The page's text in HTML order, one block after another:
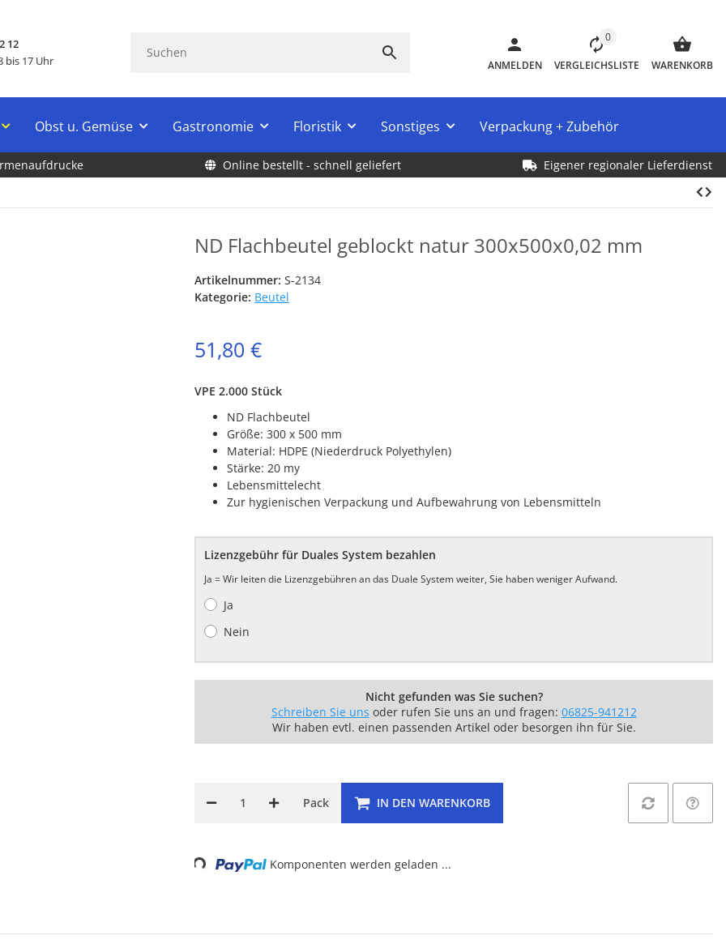
12
bis 17 Uhr
ANMELDEN
0
VERGLEICHSLISTE WARENKORB
Obst u. Gemüse Gastronomie Floristik Sonstiges Verpackung + Zubehör
Online bestellt - schnell geliefert
Eigener regionaler Lieferdienst
ND Flachbeutel geblockt natur 300x500x0,02 mm
Artikelnummer: S-2134
Kategorie: Beutel
51,80 €
VPE 2.000 Stück
ND Flachbeutel
Größe: 300 x 500 mm
Material: HDPE (Niederdruck Polyethylen)
Stärke: 20 my
Lebensmittelecht
Zur hygienischen Verpackung und Aufbewahrung von Lebensmitteln
Lizenzgebühr für Duales System bezahlen
Ja = Wir leiten die Lizenzgebühren an das Duale System weiter, Sie haben weniger Aufwand.
Ja
Nein
Nicht gefunden was Sie suchen?
Schreiben Sie uns oder rufen Sie uns an und fragen: 06825-941212
Wir haben evtl. einen passenden Artikel oder besorgen ihn für Sie.
Pack IN DEN WARENKORB
Loading... Komponenten werden geladen ...